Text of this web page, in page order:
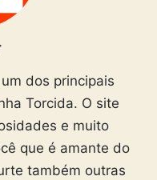
dos principais
Torcida. O site
e muito
que é amante do
também outras